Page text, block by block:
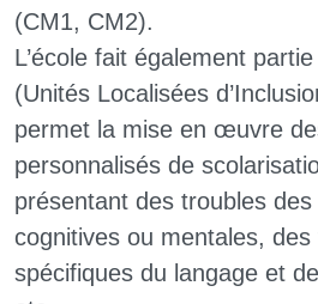
(CM1, CM2).
L’école fait également
(Unités Localisées
permet la mise en œuvre
personnalisés de
présentant des troubles
cognitives ou mentales, des
spécifiques du langage et